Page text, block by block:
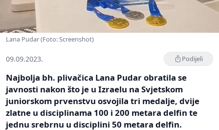
Lana Pudar (Foto: Screenshot)
09.09.2023. Podijeli
Najbolja bh. plivačica Lana Pudar obratila se
javnosti nakon što je u Izraelu na Svjetskom
juniorskom prvenstvu osvojila tri medalje, dvije
zlatne u disciplinama 100 i 200 metara delfin te
jednu srebrnu u disciplini 50 metara delfin.